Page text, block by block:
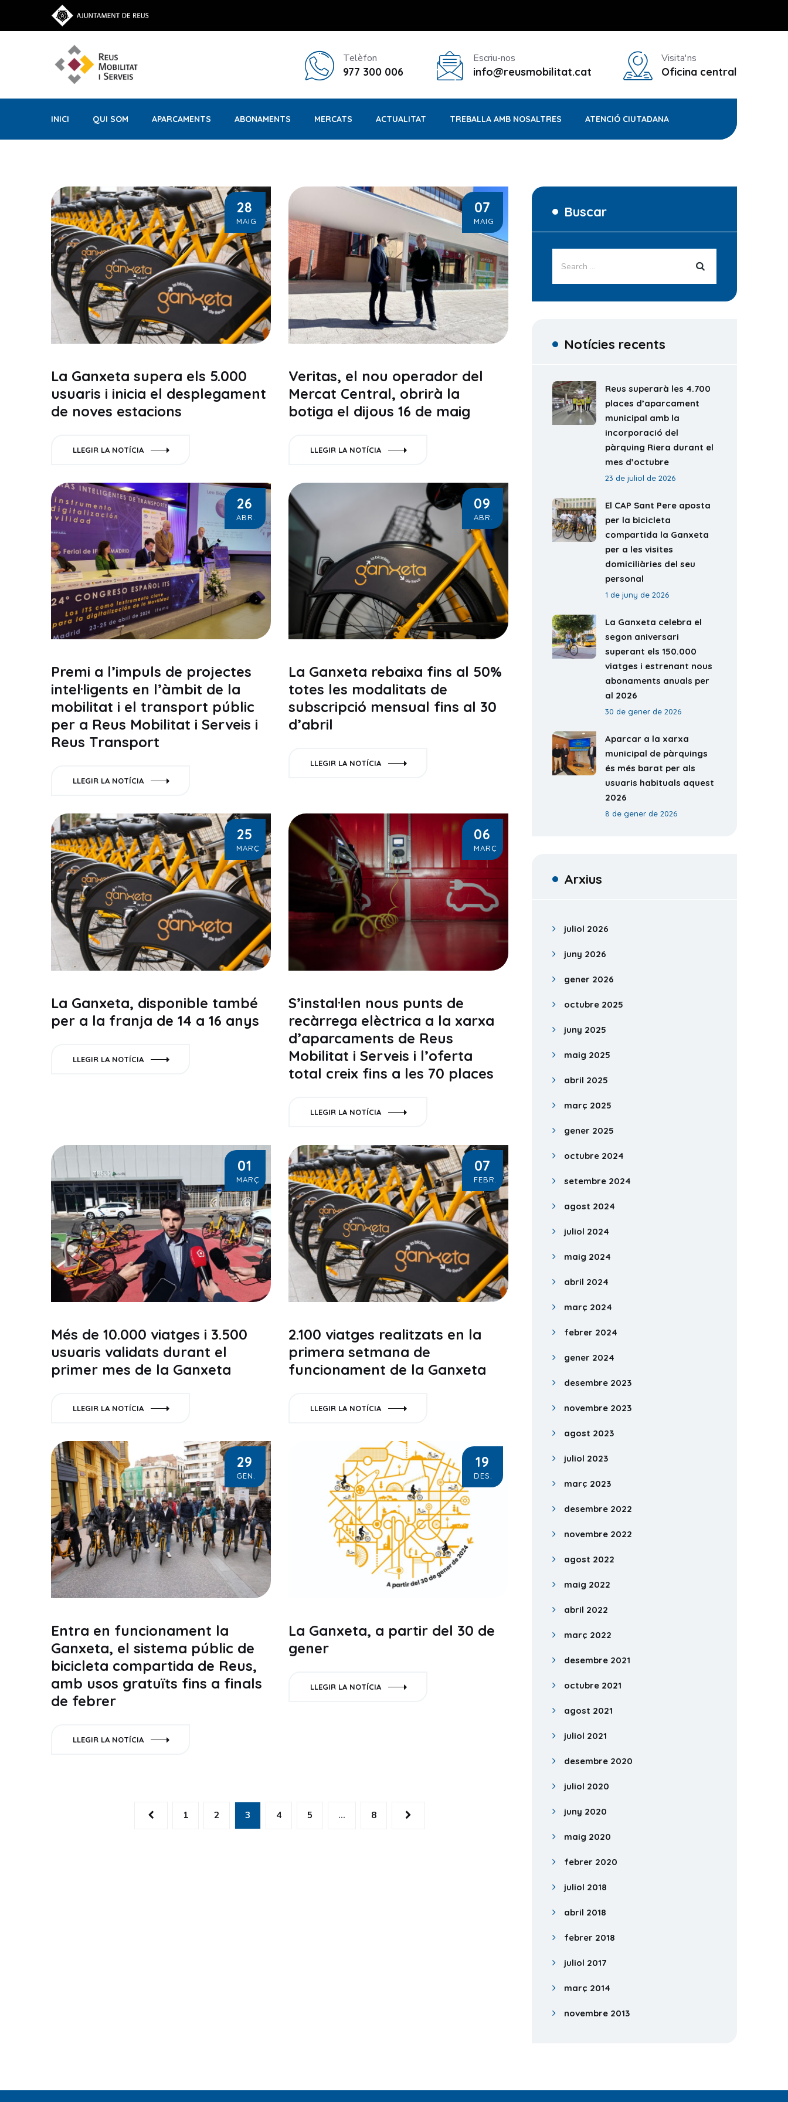
Telèfon
977 300 006
Escriu-nos
info@reusmobilitat.cat
Visita'ns
Oficina central
INICI QUI SOM APARCAMENTS ABONAMENTS MERCATS ACTUALITAT TREBALLA AMB NOSALTRES ATENCIÓ CIUTADANA
28
MAIG
La Ganxeta supera els 5.000
usuaris i inicia el desplegament
de noves estacions
LLEGIR LA NOTÍCIA
07
MAIG
Veritas, el nou operador del
Mercat Central, obrirà la
botiga el dijous 16 de maig
LLEGIR LA NOTÍCIA
26
ABR.
Premi a l’impuls de projectes
intel·ligents en l’àmbit de la
mobilitat i el transport públic
per a Reus Mobilitat i Serveis i
Reus Transport
LLEGIR LA NOTÍCIA
09
ABR.
La Ganxeta rebaixa fins al 50%
totes les modalitats de
subscripció mensual fins al 30
d’abril
LLEGIR LA NOTÍCIA
25
MARÇ
La Ganxeta, disponible també
per a la franja de 14 a 16 anys
LLEGIR LA NOTÍCIA
06
MARÇ
S’instal·len nous punts de
recàrrega elèctrica a la xarxa
d’aparcaments de Reus
Mobilitat i Serveis i l’oferta
total creix fins a les 70 places
LLEGIR LA NOTÍCIA
01
MARÇ
Més de 10.000 viatges i 3.500
usuaris validats durant el
primer mes de la Ganxeta
LLEGIR LA NOTÍCIA
07
FEBR.
2.100 viatges realitzats en la
primera setmana de
funcionament de la Ganxeta
LLEGIR LA NOTÍCIA
29
GEN.
Entra en funcionament la
Ganxeta, el sistema públic de
bicicleta compartida de Reus,
amb usos gratuïts fins a finals
de febrer
LLEGIR LA NOTÍCIA
19
DES.
La Ganxeta, a partir del 30 de
gener
LLEGIR LA NOTÍCIA
1 2 3 4 5 … 8
Buscar
Notícies recents
Reus superarà les 4.700
places d’aparcament
municipal amb la
incorporació del
pàrquing Riera durant el
mes d’octubre
23 de juliol de 2026
El CAP Sant Pere aposta
per la bicicleta
compartida la Ganxeta
per a les visites
domiciliàries del seu
personal
1 de juny de 2026
La Ganxeta celebra el
segon aniversari
superant els 150.000
viatges i estrenant nous
abonaments anuals per
al 2026
30 de gener de 2026
Aparcar a la xarxa
municipal de pàrquings
és més barat per als
usuaris habituals aquest
2026
8 de gener de 2026
Arxius
juliol 2026
juny 2026
gener 2026
octubre 2025
juny 2025
maig 2025
abril 2025
març 2025
gener 2025
octubre 2024
setembre 2024
agost 2024
juliol 2024
maig 2024
abril 2024
març 2024
febrer 2024
gener 2024
desembre 2023
novembre 2023
agost 2023
juliol 2023
març 2023
desembre 2022
novembre 2022
agost 2022
maig 2022
abril 2022
març 2022
desembre 2021
octubre 2021
agost 2021
juliol 2021
desembre 2020
juliol 2020
juny 2020
maig 2020
febrer 2020
juliol 2018
abril 2018
febrer 2018
juliol 2017
març 2014
novembre 2013